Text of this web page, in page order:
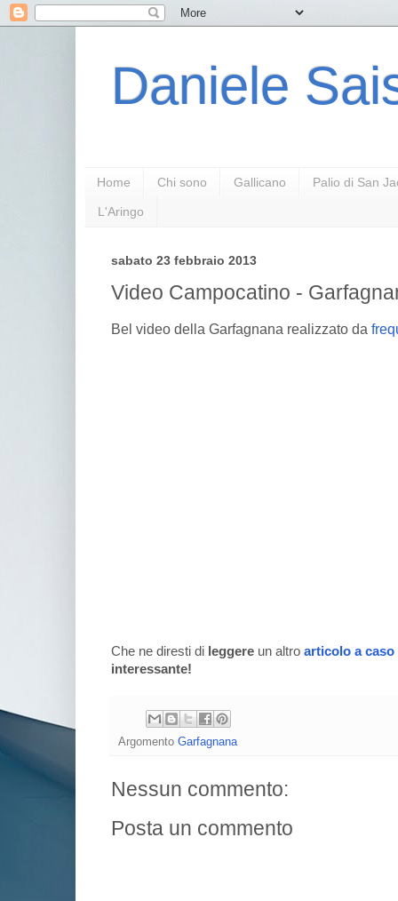
Daniele
Home Chi sono Gallicano Palio di San
L'Aringo
sabato 23 febbraio 2013
Video Campocatino -
Bel video della Garfagnana realizzato da
Che ne diresti di leggere un altro articolo a caso
interessante!
Argomento Garfagnana
Nessun commento:
Posta un commento